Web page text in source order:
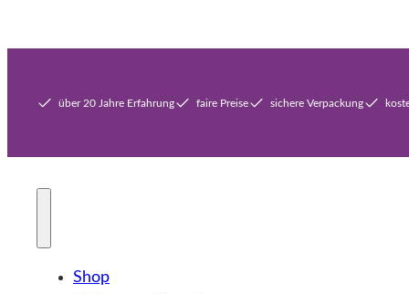
über 20 Jahre Erfahrung faire Preise sichere Verpackung
Shop